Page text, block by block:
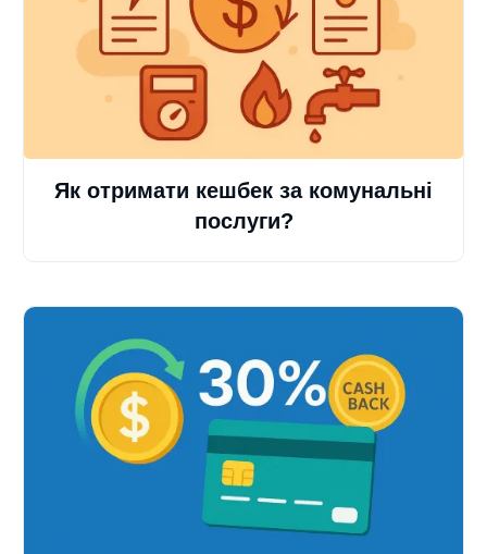
Як отримати кешбек за комунальні
послуги?